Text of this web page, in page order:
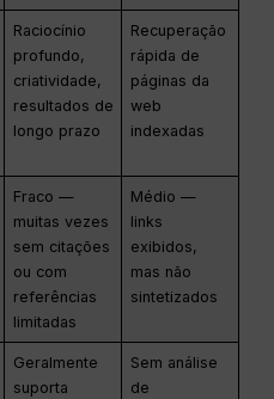
Raciocínio
profundo,
criatividade,
resultados de
longo prazo
Recuperação
rápida de
páginas da
web
indexadas
Fraco —
muitas vezes
sem citações
ou com
referências
limitadas
Médio —
links
exibidos,
mas não
sintetizados
Geralmente
suporta
Sem análise
de